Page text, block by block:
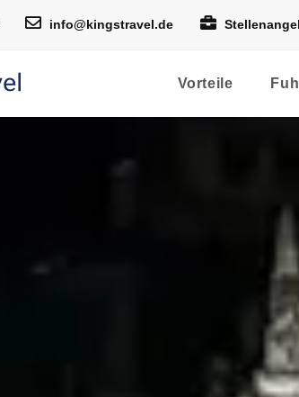
info@kingstravel.de
Vorteile